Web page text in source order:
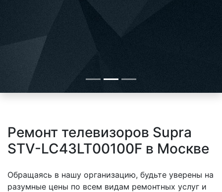
Ремонт телевизоров Supra
STV-LC43LT00100F в Москве
Обращаясь в нашу организацию, будьте уверены на
разумные цены по всем видам ремонтных услуг и